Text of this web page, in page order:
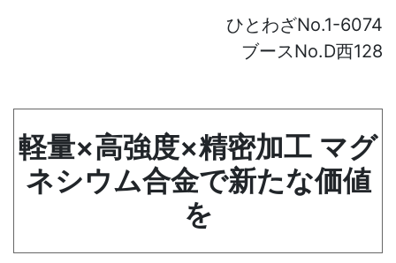
ひとわざNo.1-6074
ブースNo.D西128
軽量×高強度×精密加工 マグ
ネシウム合金で新たな価値
を